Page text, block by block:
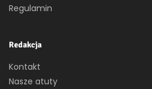
Regulamin
Redakcja
Kontakt
Nasze atuty